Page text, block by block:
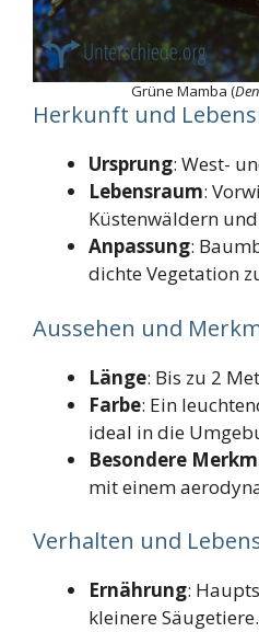
Grüne Mamba (
Herkunft und
Ursprung: West-
Lebensraum:
Küstenwäldern
Anpassung:
dichte Vegetation
Aussehen und
Länge: Bis zu 2
Farbe: Ein
ideal in die
Besondere
mit einem
Verhalten und
Ernährung:
kleinere Säugetiere.